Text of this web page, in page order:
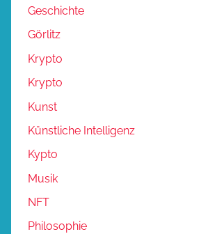
Geschichte
Görlitz
Krypto
Krypto
Kunst
Künstliche Intelligenz
Kypto
Musik
NFT
Philosophie